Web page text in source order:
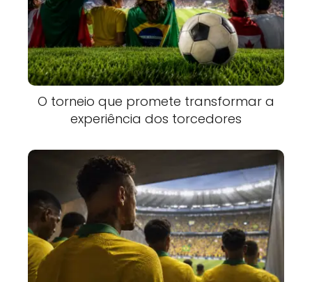
O torneio que promete transformar a
experiência dos torcedores